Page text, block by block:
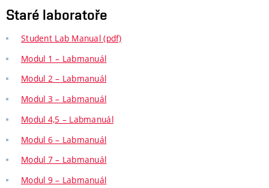
Staré laboratoře
Student Lab Manual (pdf)
Modul 1 – Labmanuál
Modul 2 – Labmanuál
Modul 3 – Labmanuál
Modul 4,5 – Labmanuál
Modul 6 – Labmanuál
Modul 7 – Labmanuál
Modul 9 – Labmanuál